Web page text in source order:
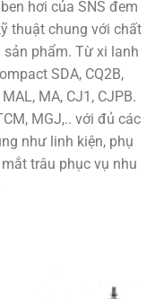
hơi của SNS đem
thuật chung với chất
phẩm. Từ xi lanh
SDA, CQ2B,
MA, CJ1, CJPB.
MGJ,.. với đủ các
như linh kiện, phụ
mắt trâu phục vụ nhu